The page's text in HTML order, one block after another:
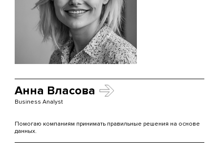
Анна Власова
Business Analyst
Помогаю компаниям принимать правильные решения на основе
данных.